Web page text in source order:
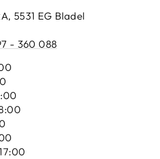
5531 EG Bladel
- 360 088